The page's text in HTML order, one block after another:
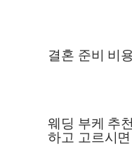
결혼 준비 비
웨딩 부케 추
하고 고르시